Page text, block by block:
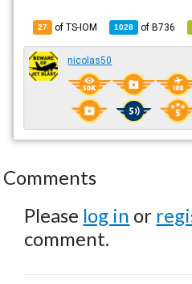
27 of TS-IOM 1028 ofB736
nicolas50
Comments
Please log in or
comment.